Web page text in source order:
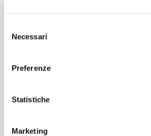
delNecessari
Preferenze
Statistiche
Marketing